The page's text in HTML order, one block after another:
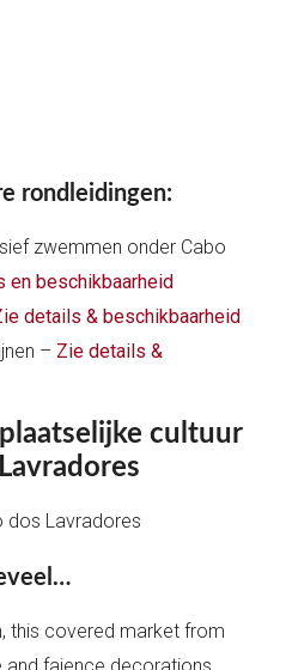
rondleidingen:
zwemmen onder Cabo
en beschikbaarheid
details & beschikbaarheid
– Zie details &
cultuur
this covered market from